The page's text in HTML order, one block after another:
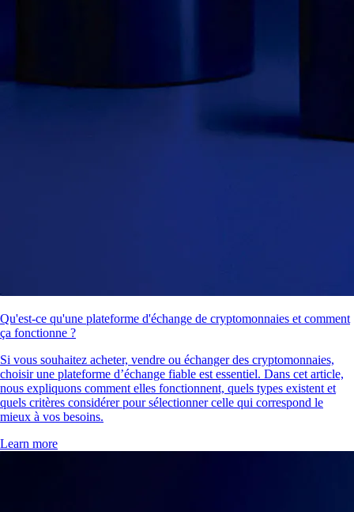
Qu'est-ce qu'une plateforme d'échange de cryptomonnaies et comment
ça fonctionne ?
Si vous souhaitez acheter, vendre ou échanger des cryptomonnaies,
choisir une plateforme d’échange fiable est essentiel. Dans cet article,
nous expliquons comment elles fonctionnent, quels types existent et
quels critères considérer pour sélectionner celle qui correspond le
mieux à vos besoins.
Learn more